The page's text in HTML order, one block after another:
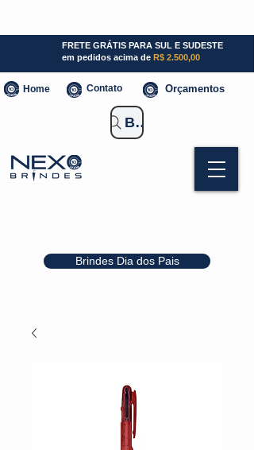
Brindes Dia dos Pais
FRETE GRÁTIS PARA SUL E SUDESTE
em pedidos acima de R$ 2.500,00
Home Contato Orçamentos
Buscar Brindes